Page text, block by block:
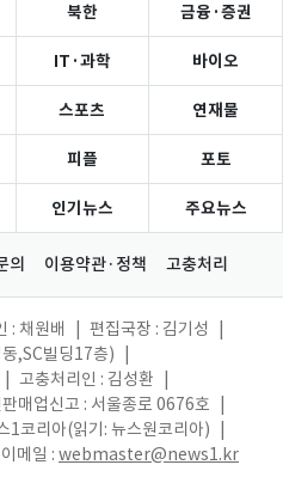
북한 금융·증권
IT·과학 바이오
스포츠 연재물
피플 포토
인기뉴스 주요뉴스
의 이용약관·정책 고충처리
: 채원배 편집국장 : 김기성
,SC빌딩17층)
고충처리인 : 김성환
매업신고 : 서울종로 0676호
1코리아(읽기: 뉴스원코리아)
메일 : webmaster@news1.kr